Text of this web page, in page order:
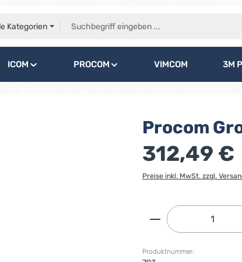
Kategorien
ICOM PROCOM VIMCOM 3M
Procom
312,49 €
Preise inkl. MwSt. zzgl.
Produkt
Produktnummer: